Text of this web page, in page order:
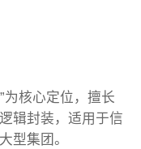
为核心定位，擅长
辑封装，适用于信
型集团。